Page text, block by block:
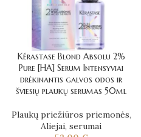
Kérastase Blond Absolu 2%
Pure [HA] Serum Intensyviai
drėkinantis galvos odos ir
šviesių plaukų serumas 50ml
Plaukų priežiūros priemonės,
Aliejai, serumai